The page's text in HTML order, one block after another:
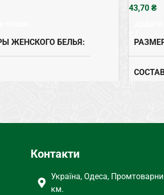
ЖЕНСКОГО БЕЛЬЯ
БЕЛЬЯ Трусы
₴
Контакти
Україна, Одеса,
км.